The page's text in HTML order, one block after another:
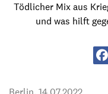
Tödlicher Mix aus
und was hilft